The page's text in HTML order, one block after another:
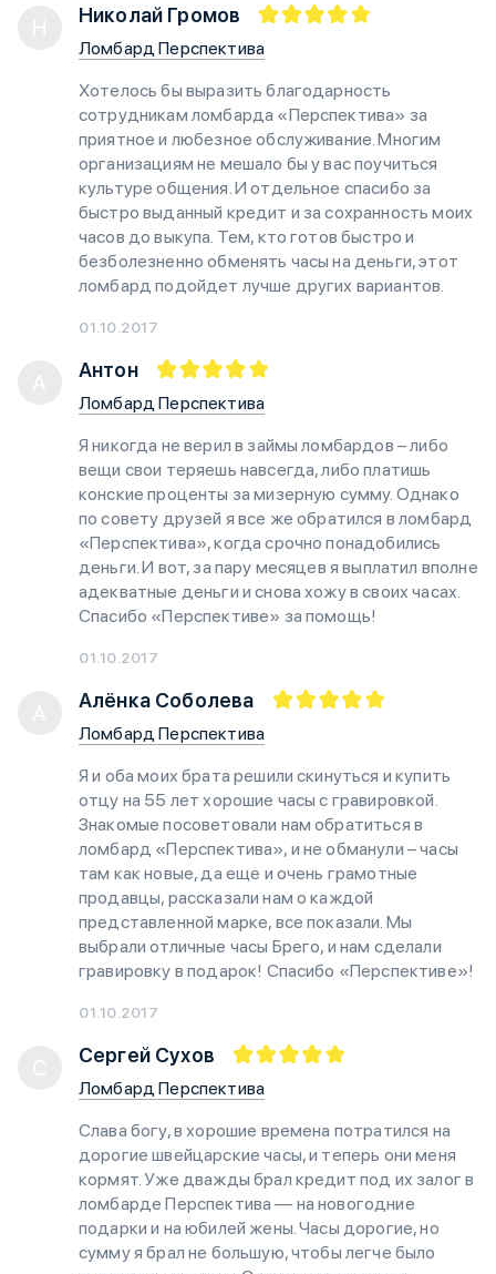
Николай Громов
Ломбард Перспектива
Хотелось бы выразить благодарность
сотрудникам ломбарда «Перспектива» за
приятное и любезное обслуживание. Многим
организациям не мешало бы у вас поучиться
культуре общения. И отдельное спасибо за
быстро выданный кредит и за сохранность моих
часов до выкупа. Тем, кто готов быстро и
безболезненно обменять часы на деньги, этот
ломбард подойдет лучше других вариантов.
01.10.2017
Антон
Ломбард Перспектива
Я никогда не верил в займы ломбардов – либо
вещи свои теряешь навсегда, либо платишь
конские проценты за мизерную сумму. Однако
по совету друзей я все же обратился в ломбард
«Перспектива», когда срочно понадобились
деньги. И вот, за пару месяцев я выплатил вполне
адекватные деньги и снова хожу в своих часах.
Спасибо «Перспективе» за помощь!
01.10.2017
Алёнка Соболева
Ломбард Перспектива
Я и оба моих брата решили скинуться и купить
отцу на 55 лет хорошие часы с гравировкой.
Знакомые посоветовали нам обратиться в
ломбард «Перспектива», и не обманули – часы
там как новые, да еще и очень грамотные
продавцы, рассказали нам о каждой
представленной марке, все показали. Мы
выбрали отличные часы Брего, и нам сделали
гравировку в подарок! Спасибо «Перспективе»!
01.10.2017
Сергей Сухов
Ломбард Перспектива
Слава богу, в хорошие времена потратился на
дорогие швейцарские часы, и теперь они меня
кормят. Уже дважды брал кредит под их залог в
ломбарде Перспектива — на новогодние
подарки и на юбилей жены. Часы дорогие, но
сумму я брал не большую, чтобы легче было